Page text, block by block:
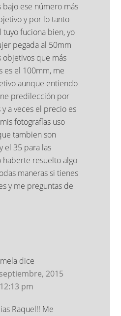
bajo ese número más
y por lo tanto
tuyo fuciona bien, yo
pegada al 50mm
objetivos que más
es el 100mm, me
aunque entiendo
predilección por
a veces el precio es
fotografías uso
tambien son
el 35 para las
haberte resuelto algo
maneras si tienes
y me preguntas de
dice
2015
pm
Raquel!! Me